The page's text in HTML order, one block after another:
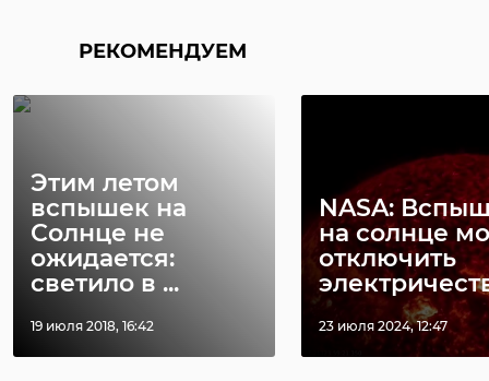
РЕКОМЕНДУЕМ
Этим летом
вспышек на
Солнце не
ожидается:
светило в ...
19 июля 2018, 16:42
NASA:
на солнце
отключить
23 июля 2024, 12:47